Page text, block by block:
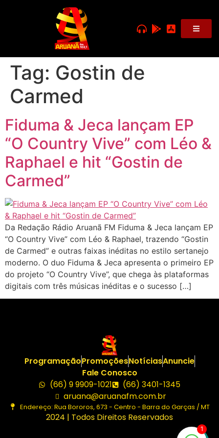
Tag: Gostin de
Carmed
Fiduma & Jeca lançam EP
“O Country Vive” com Léo &
Raphael e hit “Gostin de
Carmed”
Da Redação Rádio Aruanã FM Fiduma & Jeca lançam EP
“O Country Vive” com Léo & Raphael, trazendo “Gostin
de Carmed” e outras faixas inéditas no estilo sertanejo
moderno. O duo Fiduma & Jeca apresenta o primeiro EP
do projeto “O Country Vive”, que chega às plataformas
digitais com três músicas inéditas e o sucesso […]
ProgramaçãoPromoçõesNotíciasAnuncie
Fale Conosco
(66) 9 9909-1021
(66) 3401-1345
aruana@aruanafm.com.br
Endereço: Rua Bororos, 673 - Centro - Barra do Garças / MT
2024 | Todos Direitos Reservados
1